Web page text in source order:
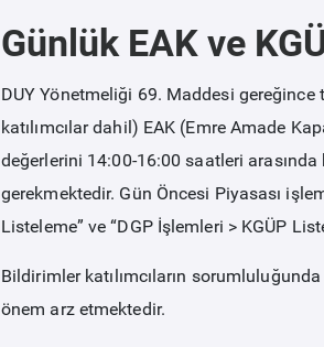
Günlük EAK ve
DUY Yönetmeliği 69. Maddesi gereğince
katılımcılar dahil) EAK (Emre Amade
değerlerini 14:00-16:00 saatleri
gerekmektedir. Gün Öncesi Piyasası
Listeleme” ve “DGP İşlemleri > KGÜP
Bildirimler katılımcıların
önem arz etmektedir.